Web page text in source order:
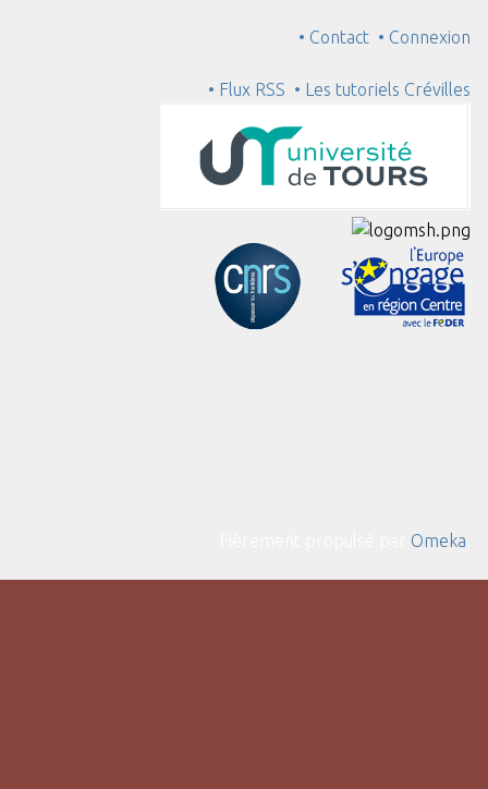
• Contact • Connexion
• Flux RSS • Les tutoriels Crévilles
Omeka